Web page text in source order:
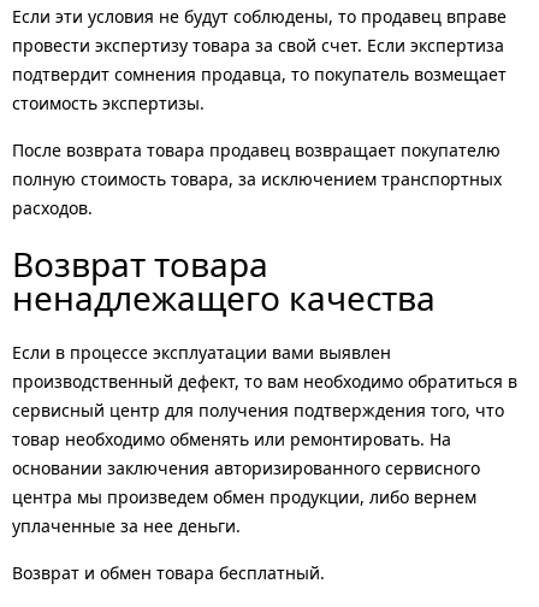
Если эти условия не будут соблюдены, то продавец вправе
провести экспертизу товара за свой счет. Если экспертиза
подтвердит сомнения продавца, то покупатель возмещает
стоимость экспертизы.
После возврата товара продавец возвращает покупателю
полную стоимость товара, за исключением транспортных
расходов.
Возврат товара
ненадлежащего качества
Если в процессе эксплуатации вами выявлен
производственный дефект, то вам необходимо обратиться в
сервисный центр для получения подтверждения того, что
товар необходимо обменять или ремонтировать. На
основании заключения авторизированного сервисного
центра мы произведем обмен продукции, либо вернем
уплаченные за нее деньги.
Возврат и обмен товара бесплатный.